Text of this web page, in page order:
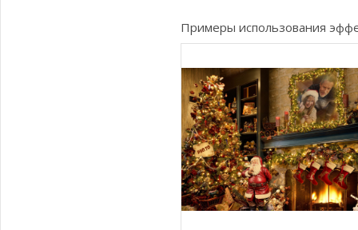
Примеры использования